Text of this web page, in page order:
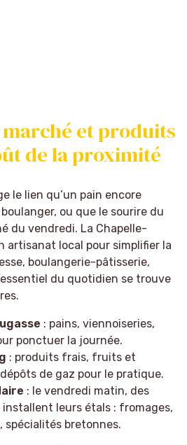
et produits
de la proximité
le lien qu’un pain encore
ou que le sourire du
du vendredi. La Chapelle-
artisanat local pour simplifier la
boulangerie-pâtisserie,
du quotidien se trouve
: pains, viennoiseries,
ponctuer la journée.
: produits frais, fruits et
de gaz pour le pratique.
: le vendredi matin, des
leurs étals : fromages,
spécialités bretonnes.